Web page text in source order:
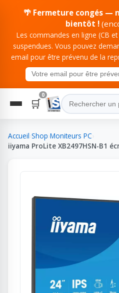
🌴 Fermeture congés —
bientôt !
Les commandes en ligne (CB
suspendues. Vous pouvez
email pour être prévenu de la
🛒
0
Accueil Shop Moniteurs PC
iiyama ProLite XB2497HSN-B1